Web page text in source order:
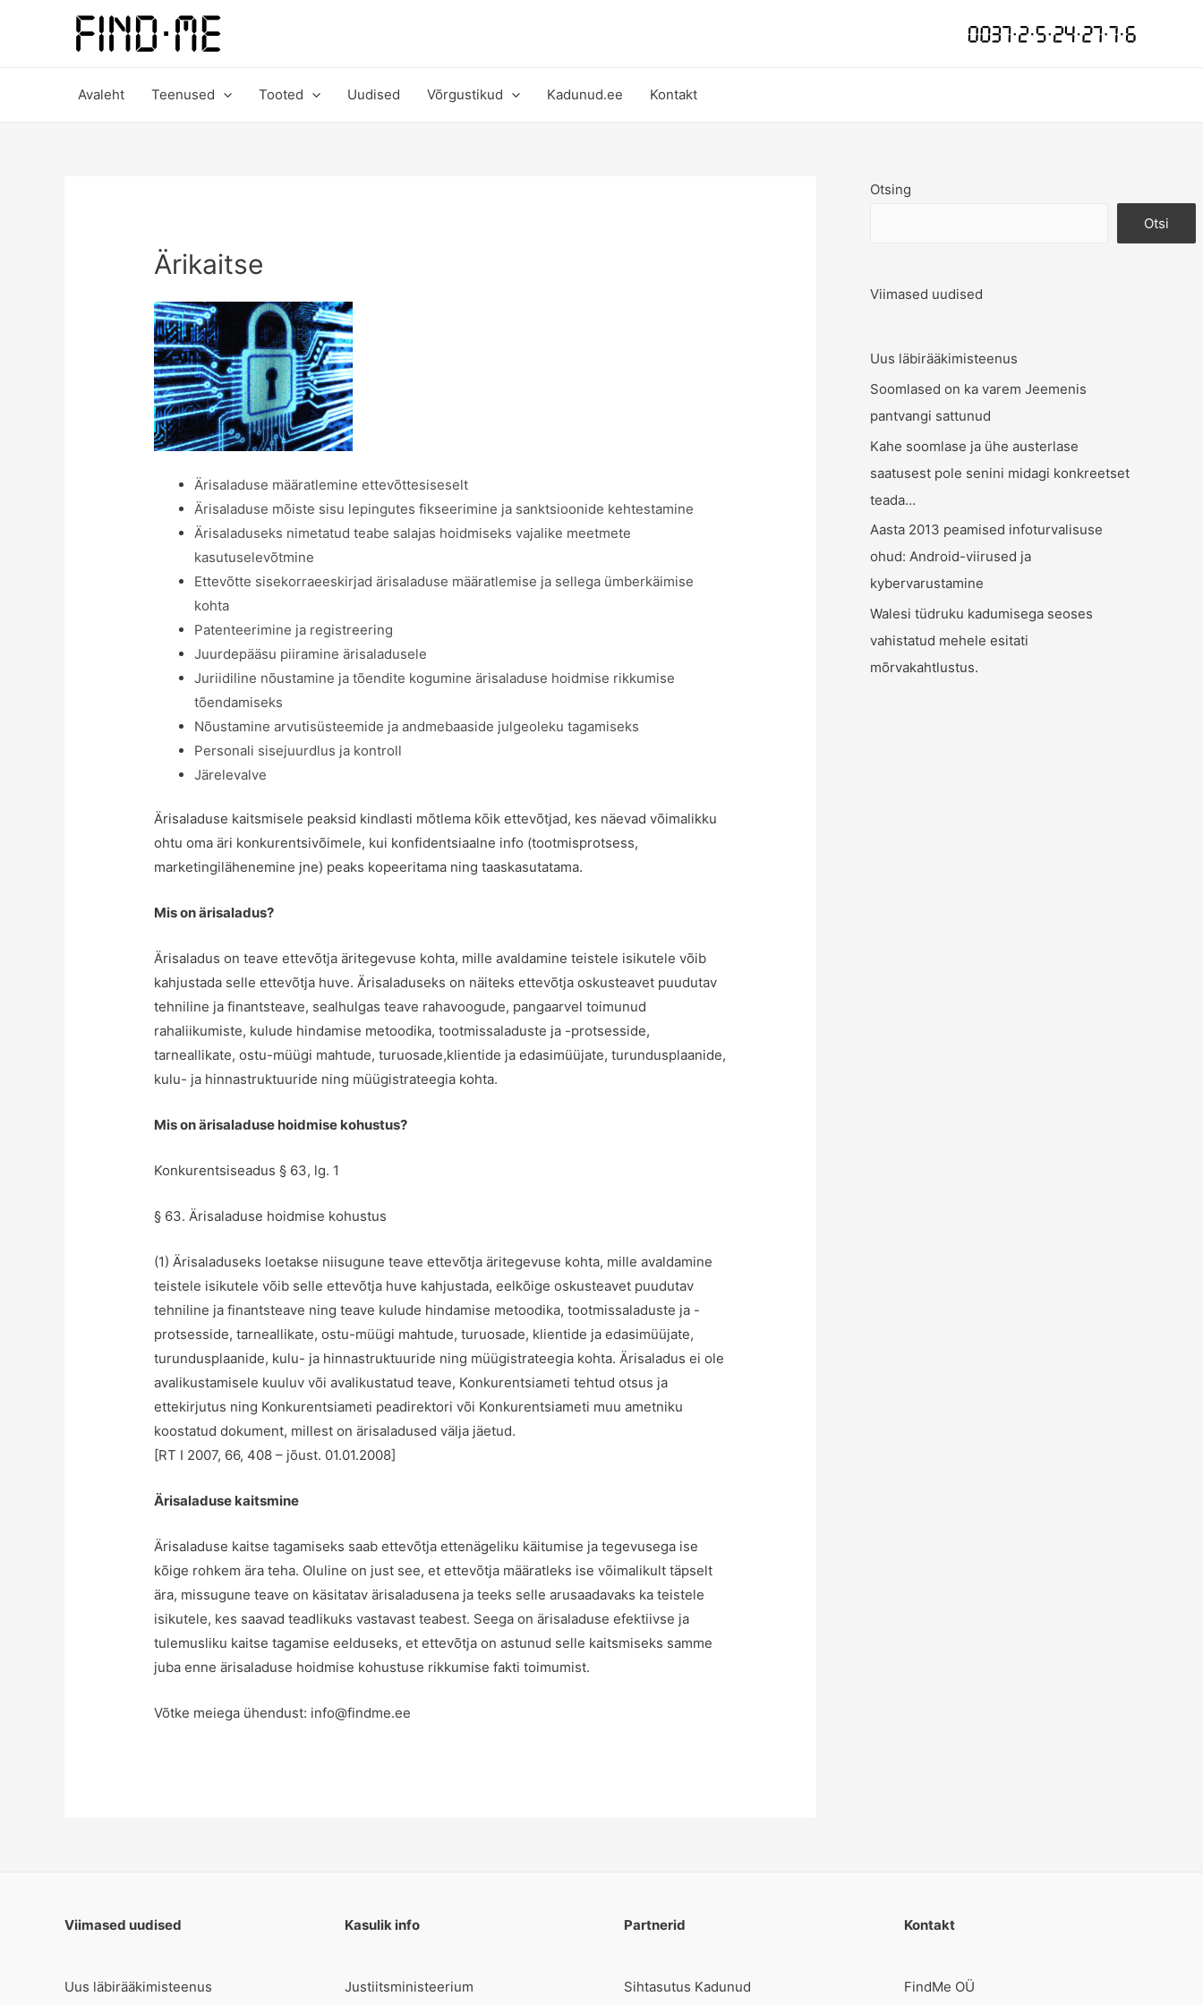
Avaleht Teenused Tooted Uudised Võrgustikud Kadunud.ee Kontakt
Ärikaitse
Ärisaladuse määratlemine ettevõttesiseselt
Ärisaladuse mõiste sisu lepingutes fikseerimine ja sanktsioonide kehtestamine
Ärisaladuseks nimetatud teabe salajas hoidmiseks vajalike meetmete
kasutuselevõtmine
Ettevõtte sisekorraeeskirjad ärisaladuse määratlemise ja sellega ümberkäimise
kohta
Patenteerimine ja registreering
Juurdepääsu piiramine ärisaladusele
Juriidiline nõustamine ja tõendite kogumine ärisaladuse hoidmise rikkumise
tõendamiseks
Nõustamine arvutisüsteemide ja andmebaaside julgeoleku tagamiseks
Personali sisejuurdlus ja kontroll
Järelevalve
Ärisaladuse kaitsmisele peaksid kindlasti mõtlema kõik ettevõtjad, kes näevad võimalikku
ohtu oma äri konkurentsivõimele, kui konfidentsiaalne info (tootmisprotsess,
marketingilähenemine jne) peaks kopeeritama ning taaskasutatama.
Mis on ärisaladus?
Ärisaladus on teave ettevõtja äritegevuse kohta, mille avaldamine teistele isikutele võib
kahjustada selle ettevõtja huve. Ärisaladuseks on näiteks ettevõtja oskusteavet puudutav
tehniline ja finantsteave, sealhulgas teave rahavoogude, pangaarvel toimunud
rahaliikumiste, kulude hindamise metoodika, tootmissaladuste ja -protsesside,
tarneallikate, ostu-müügi mahtude, turuosade,klientide ja edasimüüjate, turundusplaanide,
kulu- ja hinnastruktuuride ning müügistrateegia kohta.
Mis on ärisaladuse hoidmise kohustus?
Konkurentsiseadus § 63, lg. 1
§ 63. Ärisaladuse hoidmise kohustus
(1) Ärisaladuseks loetakse niisugune teave ettevõtja äritegevuse kohta, mille avaldamine
teistele isikutele võib selle ettevõtja huve kahjustada, eelkõige oskusteavet puudutav
tehniline ja finantsteave ning teave kulude hindamise metoodika, tootmissaladuste ja -
protsesside, tarneallikate, ostu-müügi mahtude, turuosade, klientide ja edasimüüjate,
turundusplaanide, kulu- ja hinnastruktuuride ning müügistrateegia kohta. Ärisaladus ei ole
avalikustamisele kuuluv või avalikustatud teave, Konkurentsiameti tehtud otsus ja
ettekirjutus ning Konkurentsiameti peadirektori või Konkurentsiameti muu ametniku
koostatud dokument, millest on ärisaladused välja jäetud.
[RT I 2007, 66, 408 – jõust. 01.01.2008]
Ärisaladuse kaitsmine
Ärisaladuse kaitse tagamiseks saab ettevõtja ettenägeliku käitumise ja tegevusega ise
kõige rohkem ära teha. Oluline on just see, et ettevõtja määratleks ise võimalikult täpselt
ära, missugune teave on käsitatav ärisaladusena ja teeks selle arusaadavaks ka teistele
isikutele, kes saavad teadlikuks vastavast teabest. Seega on ärisaladuse efektiivse ja
tulemusliku kaitse tagamise eelduseks, et ettevõtja on astunud selle kaitsmiseks samme
juba enne ärisaladuse hoidmise kohustuse rikkumise fakti toimumist.
Võtke meiega ühendust: info@findme.ee
Otsing
Otsi
Viimased uudised
Uus läbirääkimisteenus
Soomlased on ka varem Jeemenis
pantvangi sattunud
Kahe soomlase ja ühe austerlase
saatusest pole senini midagi konkreetset
teada…
Aasta 2013 peamised infoturvalisuse
ohud: Android-viirused ja
kybervarustamine
Walesi tüdruku kadumisega seoses
vahistatud mehele esitati
mõrvakahtlustus.
Viimased uudised
Uus läbirääkimisteenus
Kasulik info
Justiitsministeerium
Partnerid
Sihtasutus Kadunud
Kontakt
FindMe OÜ